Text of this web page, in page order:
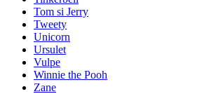
Tom si Jerry
Tweety
Unicorn
Ursulet
Vulpe
Winnie the Pooh
Zane